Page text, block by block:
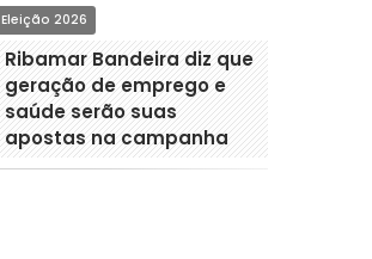
Eleição 2026
Ribamar Bandeira diz que
geração de emprego e
saúde serão suas
apostas na campanha